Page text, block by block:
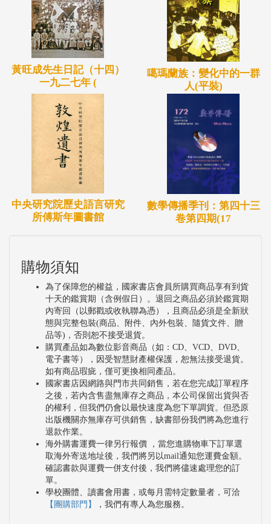
黃旺成先生日記（十四）
一九二七年 (
噶瑪蘭族：變化中的一群
人(平裝)
中央研究院歷史語言研究
所傅斯年圖書館
數學傳播季刊：第四十三
卷第四期(17
購物須知
為了保障您的權益，國家書店會員所購買商品享有到貨
十天的鑑賞期（含例假日）。退回之商品必須於鑑賞期
內寄回（以郵戳或收執聯為憑），且商品必須是全新狀
態與完整包裝(商品、附件、內外包裝、隨貨文件、贈
品等)，否則恕不接受退貨。
購買產品如為數位影音商品（如：CD、VCD、DVD、
電子書等），因受智慧財產權保護，恕無法接受退貨。
如有商品瑕疵，僅可更換相同產品。
國家書店因網路與門市共同銷售，若在您完成訂單程序
之後，若內含售盡無庫存之商品，本公司保留出貨與否
的權利，但我們仍會以最快速度為您下單調貨。但恐原
出版機關亦無庫存可供銷售，缺書部份我們將為您進行
退款作業。
海外購書運費一律另行報價 ，當您進購物車下訂單選
取海外寄送地址後，我們將另以mail通知您運費金額。
確認書款與運費一併支付後，我們將儘速處理您的訂
單。
學校團體、讀書會用書，或每月需特定數量者，可洽
【團購部門】
，我們有專人為您服務。